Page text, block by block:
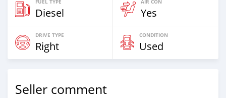
Diesel Yes
DRIVE TYPE
Right
CONDITION
Used
Seller comment